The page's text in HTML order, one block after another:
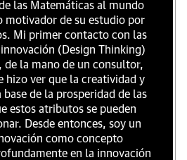
las Matemáticas al mundo
motivador de su estudio por
Mi primer contacto con las
(Design Thinking)
de la mano de un consultor,
hizo ver que la creatividad y
de la prosperidad de las
estos atributos se pueden
Desde entonces, soy un
como concepto
en la innovación